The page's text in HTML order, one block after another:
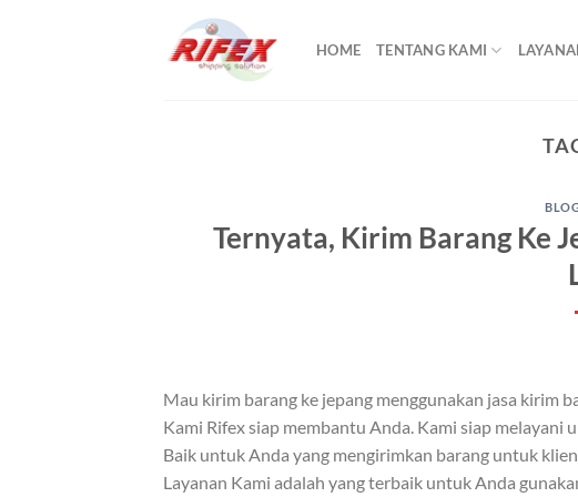
HOME TENTANG KAMI
Ternyata, Kirim Barang Ke
Mau kirim barang ke jepang menggunakan jasa kirim
Kami Rifex siap membantu Anda. Kami siap
Baik untuk Anda yang mengirimkan barang untuk
Layanan Kami adalah yang terbaik untuk Anda